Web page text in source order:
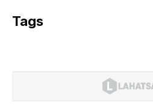
Tags